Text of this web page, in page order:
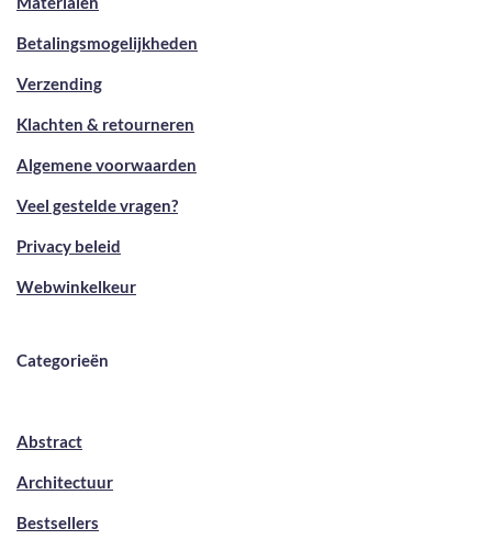
Betalingsmogelijkheden
Verzending
Klachten & retourneren
Algemene voorwaarden
Veel gestelde vragen?
Privacy beleid
Webwinkelkeur
Categorieën
Abstract
Architectuur
Bestsellers